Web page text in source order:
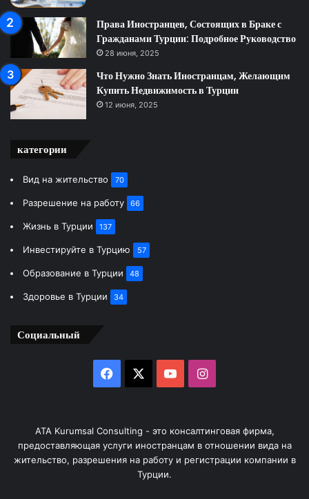
Права Иностранцев, Состоящих в Браке с
Гражданами Турции: Подробное Руководство
28 июня, 2025
Что Нужно Знать Иностранцам, Желающим
Купить Недвижимость в Турции
12 июня, 2025
категории
Вид на жительство 70
Разрешение на работу 66
Жизнь в Турции 137
Инвестируйте в Турцию 57
Образование в Турции 48
Здоровье в Турции 34
Социальный
Facebook YouTubeInstagram
ATA Kurumsal Consulting - это консалтинговая фирма,
предоставляющая услуги иностранцам в отношении вида на
жительство, разрешения на работу и регистрации компании в
Турции.